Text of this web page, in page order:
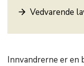
Vedvarende
Innvandrerne er en